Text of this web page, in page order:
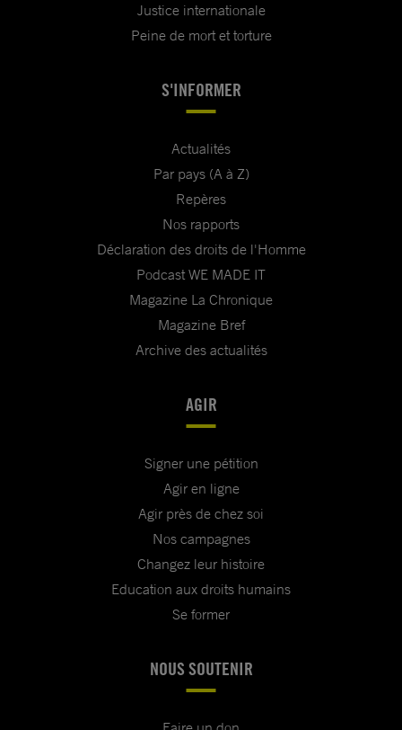
Justice internationale
Peine de mort et torture
S'INFORMER
Actualités
Par pays (A à Z)
Repères
Nos rapports
Déclaration des droits de l'Homme
Podcast WE MADE IT
Magazine La Chronique
Magazine Bref
Archive des actualités
AGIR
Signer une pétition
Agir en ligne
Agir près de chez soi
Nos campagnes
Changez leur histoire
Education aux droits humains
Se former
NOUS SOUTENIR